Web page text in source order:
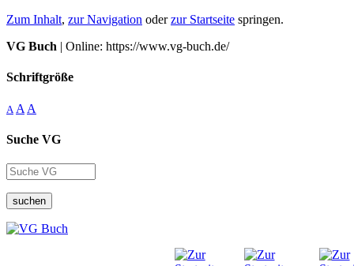
Zum Inhalt, zur Navigation oderzur Startseite springen.
VG Buch | Online: https://www.vg-buch.de/
Schriftgröße
A A A
Suche VG
suchen